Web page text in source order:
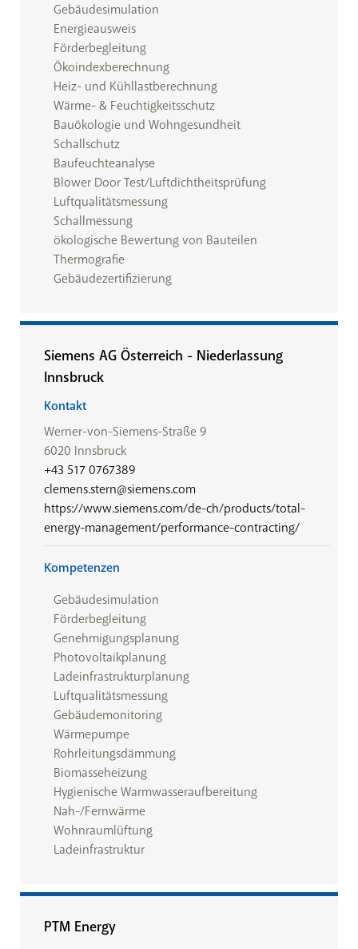
Gebäudesimulation
Energieausweis
Förderbegleitung
Ökoindexberechnung
Heiz- und Kühllastberechnung
Wärme- & Feuchtigkeitsschutz
Bauökologie und Wohngesundheit
Schallschutz
Baufeuchteanalyse
Blower Door Test/Luftdichtheitsprüfung
Luftqualitätsmessung
Schallmessung
ökologische Bewertung von Bauteilen
Thermografie
Gebäudezertifizierung
Siemens AG Österreich - Niederlassung
Innsbruck
Kontakt
Werner-von-Siemens-Straße 9
6020 Innsbruck
+43 517 0767389
clemens.stern@siemens.com
https://www.siemens.com/de-ch/products/total-
energy-management/performance-contracting/
Kompetenzen
Gebäudesimulation
Förderbegleitung
Genehmigungsplanung
Photovoltaikplanung
Ladeinfrastrukturplanung
Luftqualitätsmessung
Gebäudemonitoring
Wärmepumpe
Rohrleitungsdämmung
Biomasseheizung
Hygienische Warmwasseraufbereitung
Nah-/Fernwärme
Wohnraumlüftung
Ladeinfrastruktur
PTM Energy